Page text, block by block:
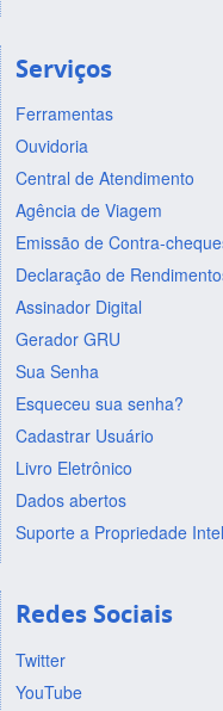
Serviços
Ferramentas
Ouvidoria
Central de Atendimento
Agência de Viagem
Emissão de Contra-
Declaração de
Assinador Digital
Gerador GRU
Sua Senha
Esqueceu sua senha?
Cadastrar Usuário
Livro Eletrônico
Dados abertos
Suporte a Propriedade
Redes Sociais
Twitter
YouTube